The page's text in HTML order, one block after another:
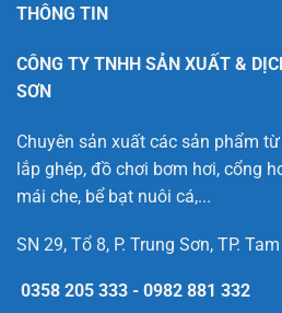
THÔNG TIN
CÔNG TY TNHH SẢN XUẤT &
SƠN
Chuyên sản xuất các sản phẩm
lắp ghép, đồ chơi bơm hơi, cổng
mái che, bể bạt nuôi cá,...
SN 29, Tổ 8, P. Trung Sơn, TP.
0358 205 333 - 0982 881 332